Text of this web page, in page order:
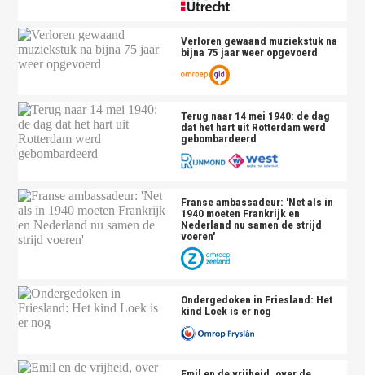
Verloren gewaand muziekstuk na
bijna 75 jaar weer opgevoerd
Terug naar 14 mei 1940: de dag
dat het hart uit Rotterdam werd
gebombardeerd
Franse ambassadeur: 'Net als in
1940 moeten Frankrijk en
Nederland nu samen de strijd
voeren'
Ondergedoken in Friesland: Het
kind Loek is er nog